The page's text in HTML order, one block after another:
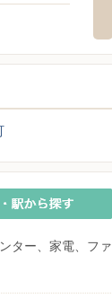
ター、家電、ファ